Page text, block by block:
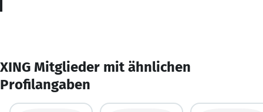
XING Mitglieder mit ähnlichen
Profilangaben